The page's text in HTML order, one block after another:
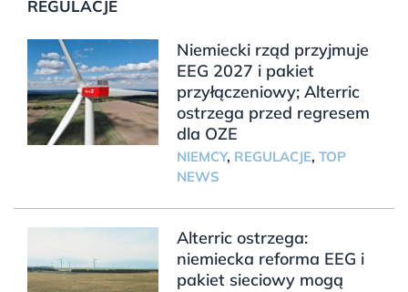
REGULACJE
Niemiecki rząd przyjmuje
EEG 2027 i pakiet
przyłączeniowy; Alterric
ostrzega przed regresem
dla OZE
NIEMCY, REGULACJE, TOP
NEWS
Alterric ostrzega:
niemiecka reforma EEG i
pakiet sieciowy mogą